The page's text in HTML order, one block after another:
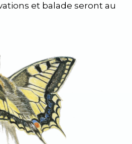
et balade seront au